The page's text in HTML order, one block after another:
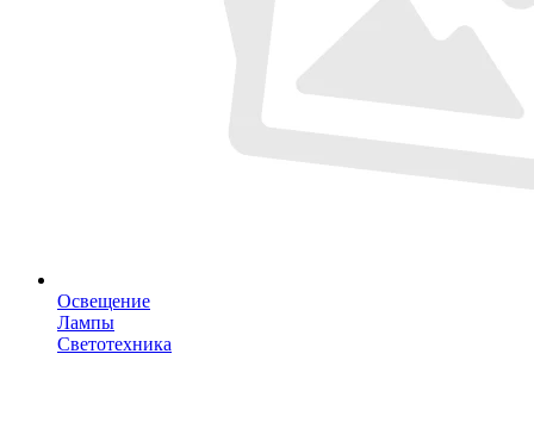
Освещение
Лампы
Светотехника